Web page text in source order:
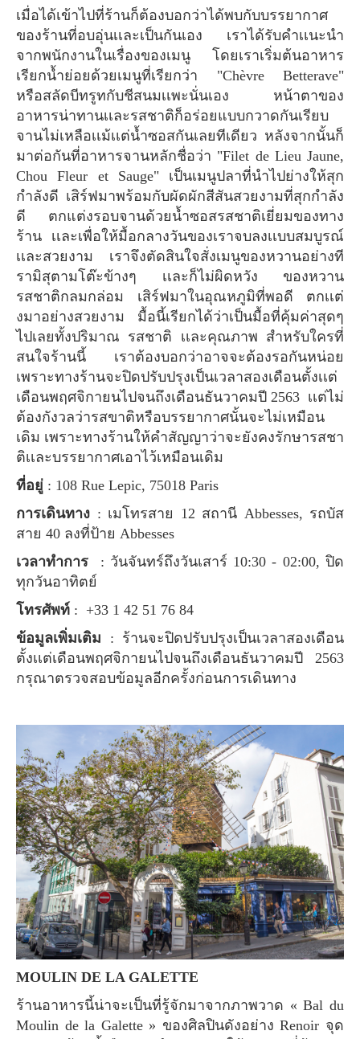
เมื่อได้เข้าไปที่ร้านก็ต้องบอกว่าได้พบกับบรรยากาศ
ของร้านที่อบอุ่นเเละเป็นกันเอง เราได้รับคำเเนะนำ
จากพนักงานในเรื่องของเมนู โดยเราเริ่มต้นอาหาร
เรียกน้ำย่อยด้วยเมนูที่เรียกว่า "Chèvre Betterave"
หรือสลัดบีทรูทกับชีสนมเเพะนั่นเอง หน้าตาของ
อาหารน่าทานเเละรสชาติก็อร่อยแบบกวาดกันเรียบ
จานไม่เหลือเเม้เเต่น้ำซอสกันเลยทีเดียว หลังจากนั้นก็
มาต่อกันที่อาหารจานหลักชื่อว่า "Filet de Lieu Jaune,
Chou Fleur et Sauge" เป็นเมนูปลาที่นำไปย่างให้สุก
กำลังดี เสิร์ฟมาพร้อมกับผัดผักสีสันสวยงามที่สุกกำลัง
ดี ตกแต่งรอบจานด้วยน้ำซอสรสชาติเยี่ยมของทาง
ร้าน เเละเพื่อให้มื้อกลางวันของเราจบลงเเบบสมบูรณ์
เเละสวยงาม เราจึงตัดสินใจสั่งเมนูของหวานอย่างที
รามิสุตามโต๊ะข้างๆ เเละก็ไม่ผิดหวัง ของหวาน
รสชาติกลมกล่อม เสิร์ฟมาในอุณหภูมิที่พอดี ตกเเต่
งมาอย่างสวยงาม มื้อนี้เรียกได้ว่าเป็นมื้อที่คุ้มค่าสุดๆ
ไปเลยทั้งปริมาณ รสชาติ เเละคุณภาพ สำหรับใครที่
สนใจร้านนี้ เราต้องบอกว่าอาจจะต้องรอกันหน่อย
เพราะทางร้านจะปิดปรับปรุงเป็นเวลาสองเดือนตั้งเเต่
เดือนพฤศจิกายนไปจนถึงเดือนธันวาคมปี 2563 เเต่ไม่
ต้องกังวลว่ารสขาติหรือบรรยากาศนั้นจะไม่เหมือน
เดิม เพราะทางร้านให้คำสัญญาว่าจะยังคงรักษารสชา
ติเเละบรรยากาศเอาไว้เหมือนเดิม
ที่อยู่ : 108 Rue Lepic, 75018 Paris
การเดินทาง : เมโทรสาย 12 สถานี Abbesses, รถบัส
สาย 40 ลงที่ป้าย Abbesses
เวลาทำการ
: วันจันทร์ถึงวันเสาร์ 10:30 - 02:00, ปิด
ทุกวันอาทิตย์
โทรศัพท์ : +33 1 42 51 76 84
ข้อมูลเพิ่มเติม : ร้านจะปิดปรับปรุงเป็นเวลาสองเดือน
ตั้งเเต่เดือนพฤศจิกายนไปจนถึงเดือนธันวาคมปี 2563
กรุณาตรวจสอบข้อมูลอีกครั้งก่อนการเดินทาง
MOULIN DE LA GALETTE
ร้านอาหารนี้น่าจะเป็นที่รู้จักมาจากภาพวาด « Bal du
Moulin de la Galette » ของศิลปินดังอย่าง Renoir จุด